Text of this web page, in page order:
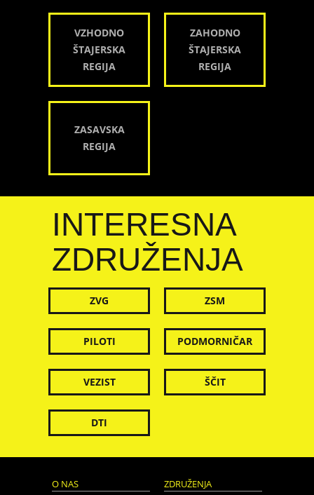
VZHODNO
ŠTAJERSKA
REGIJA
ZAHODNO
ŠTAJERSKA
REGIJA
ZASAVSKA
REGIJA
INTERESNA
ZDRUŽENJA
ZVG ZSM
PILOTI PODMORNIČAR
VEZIST ŠČIT
DTI
O NAS ZDRUŽENJA